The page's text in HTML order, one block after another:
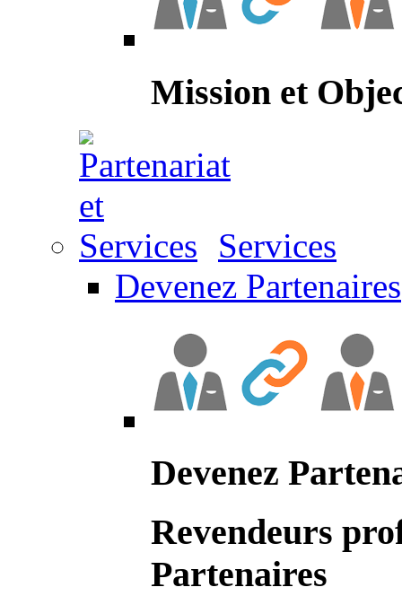
Mission et
Services
Devenez Partenaires
Devenez
Revendeurs
Partenaires